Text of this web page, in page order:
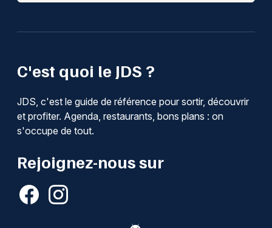
C'est quoi le JDS ?
JDS, c'est le guide de référence pour sortir, découvrir
et profiter. Agenda, restaurants, bons plans : on
s'occupe de tout.
Rejoignez-nous sur